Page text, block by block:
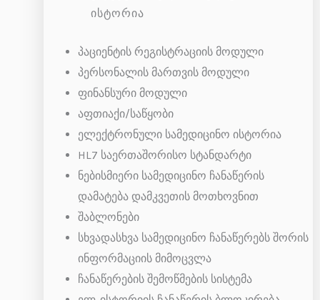
ᲘᲡᲢᲝᲠᲘᲐ
პაციენტის რეგისტრაციის მოდული
პერსონალის მართვის მოდული
ფინანსური მოდული
აფთიაქი/საწყობი
ელექტრონული სამედიცინო ისტორია
HL7 საერთაშორისო სტანდარტი
ნებისმიერი სამედიცინო ჩანაწერის
დამატება დამკვეთის მოთხოვნით
შაბლონები
სხვადასხვა სამედიცინო ჩანაწერებს შორის
ინფორმაციის მიმოცვლა
ჩანაწერების შემოწმების სისტემა